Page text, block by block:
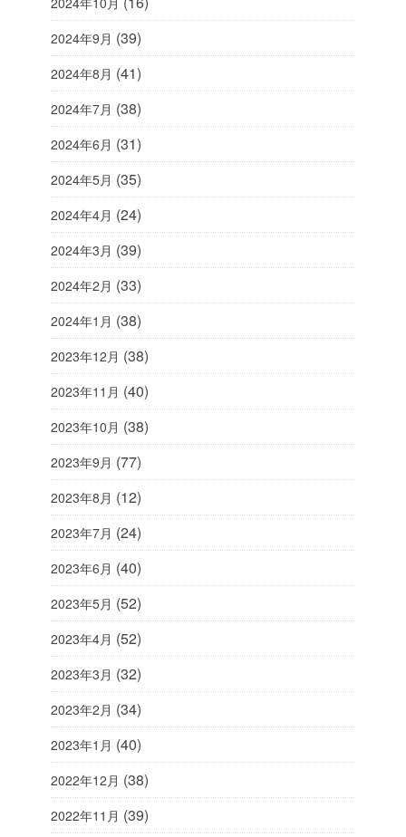
2024年9月 (39)
2024年8月 (41)
2024年7月 (38)
2024年6月 (31)
2024年5月 (35)
2024年4月 (24)
2024年3月 (39)
2024年2月 (33)
2024年1月 (38)
2023年12月 (38)
2023年11月 (40)
2023年10月 (38)
2023年9月 (77)
2023年8月 (12)
2023年7月 (24)
2023年6月 (40)
2023年5月 (52)
2023年4月 (52)
2023年3月 (32)
2023年2月 (34)
2023年1月 (40)
2022年12月 (38)
2022年11月 (39)